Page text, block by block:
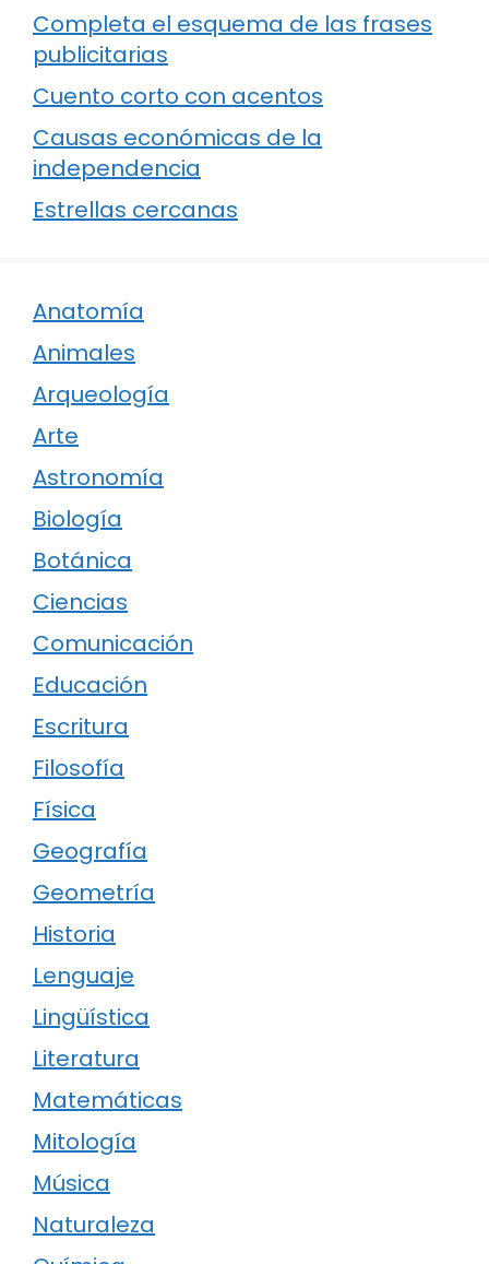
Completa el esquema de las frases
publicitarias
Cuento corto con acentos
Causas económicas de la
independencia
Estrellas cercanas
Anatomía
Animales
Arqueología
Arte
Astronomía
Biología
Botánica
Ciencias
Comunicación
Educación
Escritura
Filosofía
Física
Geografía
Geometría
Historia
Lenguaje
Lingüística
Literatura
Matemáticas
Mitología
Música
Naturaleza